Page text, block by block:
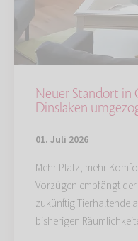
Neuer Standort in
Dinslaken
01. Juli 2026
Mehr Platz, mehr
Vorzügen empfängt
zukünftig Tierhaltende
bisherigen